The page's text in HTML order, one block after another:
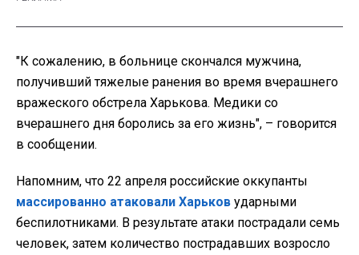
"К сожалению, в больнице скончался мужчина,
получивший тяжелые ранения во время вчерашнего
вражеского обстрела Харькова. Медики со
вчерашнего дня боролись за его жизнь", – говорится
в сообщении.
Напомним, что 22 апреля российские оккупанты
массированно атаковали Харьков ударными
беспилотниками. В результате атаки пострадали семь
человек, затем количество пострадавших возросло